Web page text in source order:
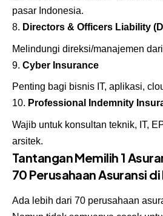
pasar Indonesia.
Directors & Officers Liability
Melindungi direksi/manajemen
Cyber Insurance
Penting bagi bisnis IT, aplikasi,
Professional Indemnity
Wajib untuk konsultan teknik, IT,
arsitek.
Tantangan Memilih 1
70 Perusahaan Asuransi
Ada lebih dari 70 perusahaan